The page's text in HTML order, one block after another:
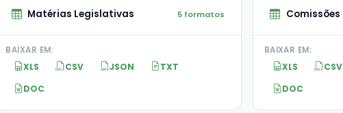
Matérias Legislativas 5 formatos
BAIXAR EM:
XLS CSV JSON
TXT
DOC
Comissões
BAIXAR EM:
XLS CSV
DOC